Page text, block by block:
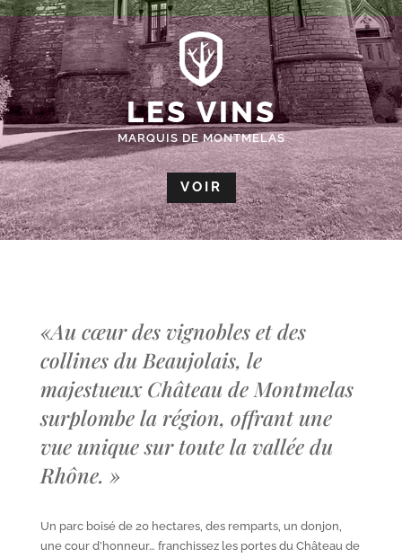
LES VINS
MARQUIS DE MONTMELAS
VOIR
«Au cœur des vignobles et des
collines du Beaujolais, le
majestueux Château de Montmelas
surplombe la région, offrant une
vue unique sur toute la vallée du
Rhône. »
Un parc boisé de 20 hectares, des remparts, un donjon,
une cour d’honneur… franchissez les portes du Château de